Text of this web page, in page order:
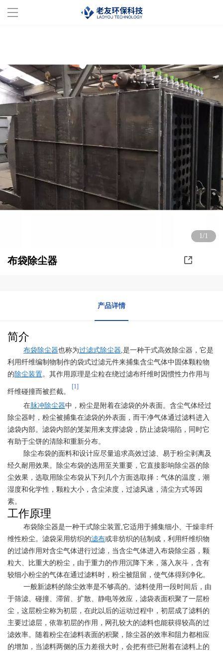
走进百盈体育
服务范围
成功案例
百盈体育(中国)
设备展示
服务支持
1/1
布袋除尘器
产品详情
简介
布袋除尘器也称为过滤式除尘器,是一种干式高效除尘器，它是
利用纤维编制物制作的袋式过滤元件来捕集含尘气体中固体颗粒物
的 除尘装置。其作用原理是尘粒在绕过滤布纤维时因惯性力作用与
纤维碰撞而被拦截。
[1]
在脉冲除尘器中，粉尘是附着在滤袋的外表面。含尘气体经过
除尘器时，粉尘被捕集在滤袋的外表面，而干净气体通过滤料进入
滤袋内部。滤袋内部的笼架用来支撑滤袋，防止滤袋塌陷，同时它
有助于尘饼的清除和重新分布。
除尘布袋的面料和设计应尽量追求高效过滤、易于粉尘剥离及
经久耐用效果。除尘布袋的选用至关重要，它直接影响除尘器的除
尘效果，选取用除尘布袋从下列几个方面选取择：气体的温度，潮
湿度和化学性，颗粒大小，含尘浓度，过滤风速，清尘方式等因
素。
工作原理
布袋除尘器是一种干式除尘装置 ,它适用于捕集细小、干燥非纤
维性粉尘。滤袋采用纺织的滤布或非纺织的毡制成，利用纤维织物
的过滤作用对含尘气体进行过滤，当含尘气体进入布袋除尘器，颗
粒大、比重大的粉尘，由于重力的作用沉降下来 ，落入灰斗，含有
较细小粉尘的气体在通过滤料时，粉尘被阻留，使气体得到净化。
一般新滤料的除尘效率是不够高的。滤料使用一段时间后，由
于筛滤、碰撞、滞留、扩散、静电等效应，滤袋表面积聚了一层粉
尘，这层粉尘称为初层，在此以后的运动过程中，初层成了滤料的
主要过滤层，依靠初层的作用，网孔较大的滤料也能获得较高的过
滤效率。随着粉尘在滤料表面的积聚，除尘器的效率和阻力都相应
的增加，当滤料两侧的压力差很大时，会把有些已附着在滤料上的